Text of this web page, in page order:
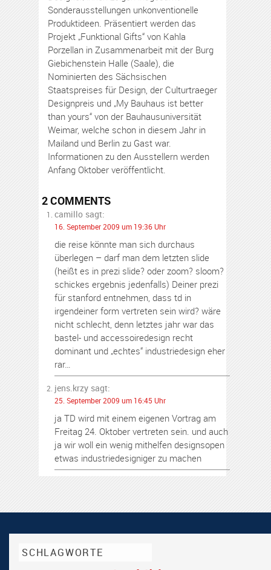
Sonderausstellungen unkonventionelle
Produktideen. Präsentiert werden das
Projekt „Funktional Gifts“ von Kahla
Porzellan in Zusammenarbeit mit der Burg
Giebichenstein Halle (Saale), die
Nominierten des Sächsischen
Staatspreises für Design, der Culturtraeger
Designpreis und „My Bauhaus ist better
than yours“ von der Bauhausuniversität
Weimar, welche schon in diesem Jahr in
Mailand und Berlin zu Gast war.
Informationen zu den Ausstellern werden
Anfang Oktober veröffentlicht.
2 COMMENTS
camillo sagt:
16. September 2009 um 19:36 Uhr
die reise könnte man sich durchaus
überlegen – darf man dem letzten slide
(heißt es in prezi slide? oder zoom? sloom?
schickes ergebnis jedenfalls) Deiner prezi
für stanford entnehmen, dass td in
irgendeiner form vertreten sein wird? wäre
nicht schlecht, denn letztes jahr war das
bastel- und accessoiredesign recht
dominant und „echtes“ industriedesign eher
rar…
jens.krzy sagt:
25. September 2009 um 16:45 Uhr
ja TD wird mit einem eigenen Vortrag am
Freitag 24. Oktober vertreten sein. und auch
ja wir woll ein wenig mithelfen designsopen
etwas industriedesigniger zu machen
SCHLAGWORTE